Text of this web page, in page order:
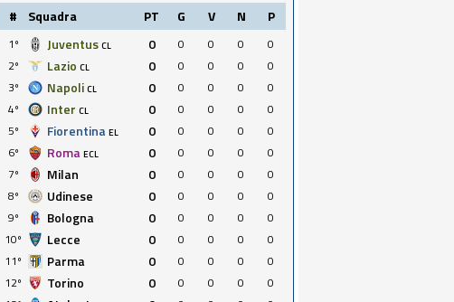
# Squadra PT G V N P
1º Juventus CL 0 0 0 0
0
2º
Lazio CL 0 0 0 0
0
3º
Napoli CL 0 0 0 0
0
4º
Inter CL 0 0 0 0
0
5º
Fiorentina EL 0 0 0 0
0
6º
Roma ECL 0 0 0 0
0
7º
Milan 0 0 0 0
0
8º
Udinese 0 0 0 0
0
9º
Bologna 0 0 0 0
0
10º
Lecce 0 0 0 0
0
11º
Parma 0 0 0 0
0
12º
Torino 0 0 0 0
0